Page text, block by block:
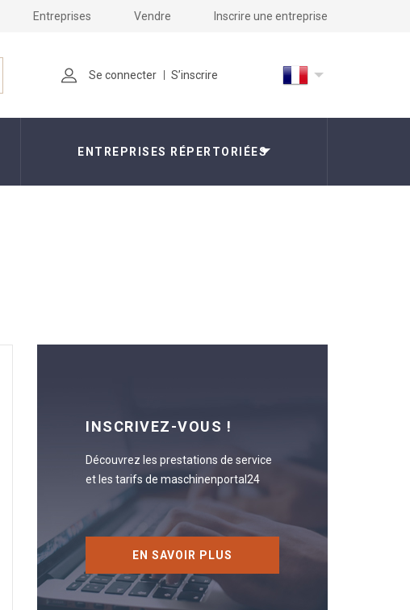
Entreprises Vendre Inscrire une entreprise
Se connecter S’inscrire
ENTREPRISES RÉPERTORIÉES
INSCRIVEZ-VOUS !
Découvrez les prestations de service
et les tarifs de maschinenportal24
EN SAVOIR PLUS